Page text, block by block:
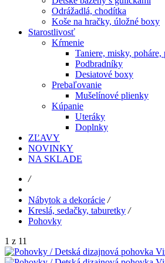
Odrážadlá, chodítka
Koše na hračky, úložné boxy
Starostlivosť
Kŕmenie
Taniere, misky, poháre,
Podbradníky
Desiatové boxy
Prebaľovanie
Mušelínové plienky
Kúpanie
Uteráky
Doplnky
ZĽAVY
NOVINKY
NA SKLADE
/
Nábytok a dekorácie /
Kreslá, sedačky, taburetky /
Pohovky
1 z 11